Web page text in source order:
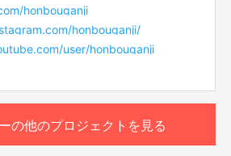
、伐採して有効利用することで、翌年のたけの
効利用は全国で問題となっていますが、竹炭、
honbouganji
honbouganji/
user/honbouganji
の他のプロジェクトを見る